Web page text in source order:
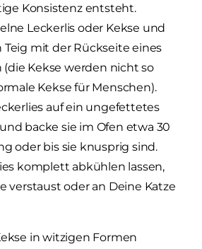
Konsistenz entsteht.
Leckerlis oder Kekse und
mit der Rückseite eines
(die Kekse werden nicht so
Kekse für Menschen).
auf ein ungefettetes
backe sie im Ofen etwa 30
oder bis sie knusprig sind.
komplett abkühlen lassen,
verstaust oder an Deine Katze
in witzigen Formen